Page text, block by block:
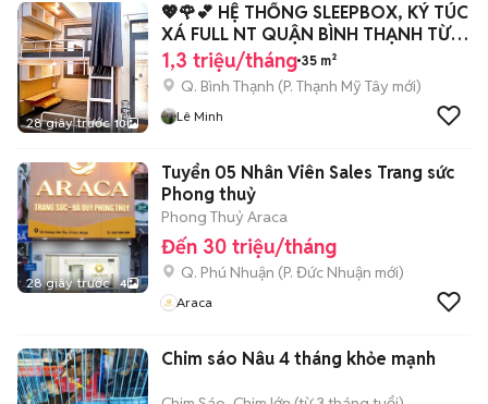
28 giây trước 10
💖🌹💕 HỆ THỐNG SLEEPBOX, KÝ TÚC
XÁ FULL NT QUẬN BÌNH THẠNH TỪ
1TR3
1,3 triệu/tháng 35 m²
Q. Bình Thạnh (P. Thạnh Mỹ Tây mới)
Lê Minh
28 giây trước 4
Tuyển 05 Nhân Viên Sales Trang sức
Phong thuỷ
Phong Thuỷ Araca
Đến 30 triệu/tháng
Q. Phú Nhuận (P. Đức Nhuận mới)
Araca
Chim sáo Nâu 4 tháng khỏe mạnh